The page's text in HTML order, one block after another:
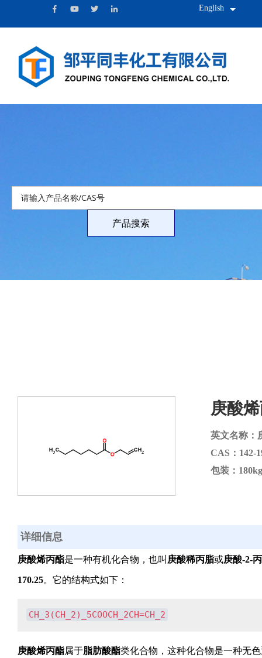
English
庚酸
英文名称：
CAS：142-
包装：
详细信息
庚酸烯丙酯是一种有机化合物，也叫 庚酸稀丙脂或庚酸-2-
170.25。它的结构式如下：
CH 3(CH 2) 5COOCH 2CH=CH 2
庚酸烯丙酯属于脂肪酸酯类化合物，这种化合物是一种无